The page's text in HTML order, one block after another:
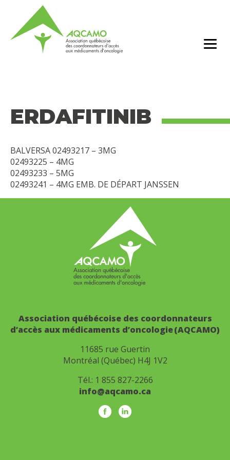
ERDAFITINIB
BALVERSA 02493217 – 3MG
02493225 – 4MG
02493233 – 5MG
02493241 – 4MG EMB. DE DÉPART JANSSEN
Association québécoise des coordonnateurs
d’accès aux médicaments d’oncologie (AQCAMO)
11685 rue Guertin
Montréal (Québec) H4J 1V2
Tél.: 1 855 827-2266
info@aqcamo.ca